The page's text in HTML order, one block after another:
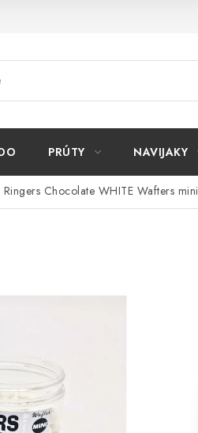
PRÚTY NAVIJAKY
Ringers Chocolate WHITE Wafters mini